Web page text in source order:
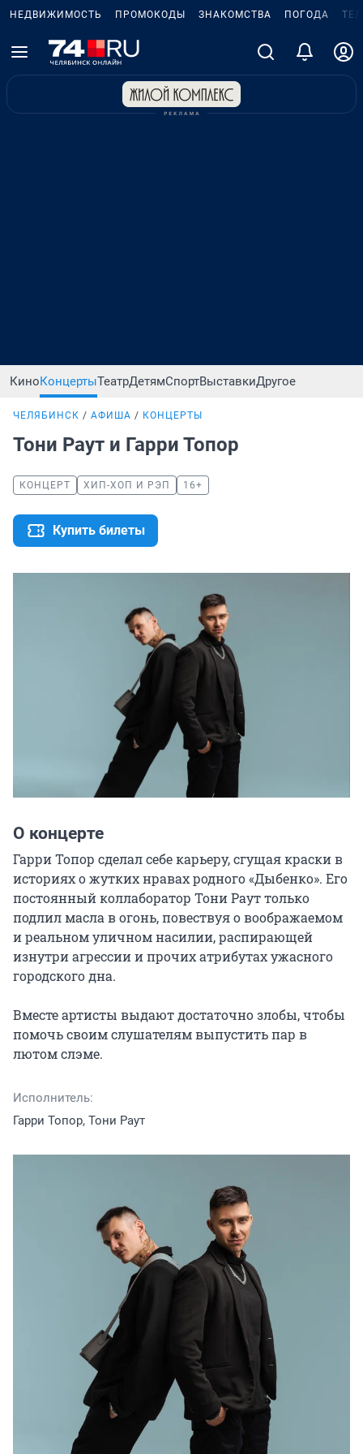
НЕДВИЖИМОСТЬ ПРОМОКОДЫ ЗНАКОМСТВА ПОГОДА
КиноКонцертыТеатрДетямСпортВыставкиДругое
ЧЕЛЯБИНСК АФИША КОНЦЕРТЫ
Тони Раут и Гарри Топор
КОНЦЕРТ ХИП-ХОП И РЭП 16+
Купить билеты
О концерте
Гарри Топор сделал себе карьеру, сгущая краски в
историях о жутких нравах родного «Дыбенко». Его
постоянный коллаборатор Тони Раут только
подлил масла в огонь, повествуя о воображаемом
и реальном уличном насилии, распирающей
изнутри агрессии и прочих атрибутах ужасного
городского дна.
Вместе артисты выдают достаточно злобы, чтобы
помочь своим слушателям выпустить пар в
лютом слэме.
Исполнитель:
Гарри Топор, Тони Раут